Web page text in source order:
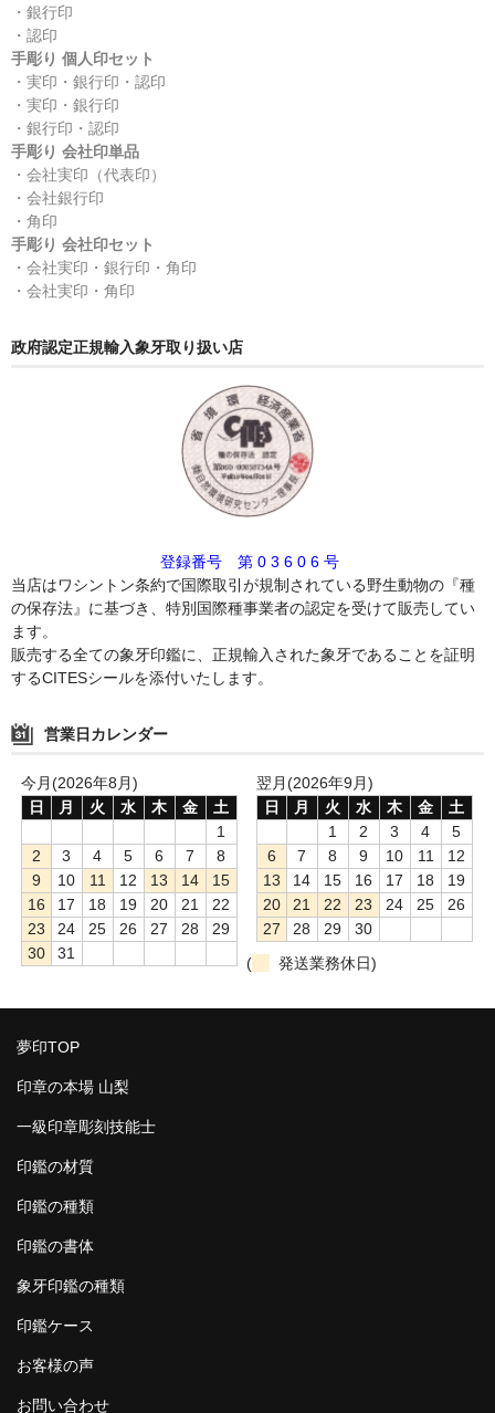
・銀行印
・認印
手彫り 個人印セット
・実印・銀行印・認印
・実印・銀行印
・銀行印・認印
手彫り 会社印単品
・会社実印（代表印）
・会社銀行印
・角印
手彫り 会社印セット
・会社実印・銀行印・角印
・会社実印・角印
政府認定正規輸入象牙取り扱い店
登録番号 第 0 3 6 0 6 号
当店はワシントン条約で国際取引が規制されている野生動物の『種
の保存法』に基づき、特別国際種事業者の認定を受けて販売してい
ます。
販売する全ての象牙印鑑に、正規輸入された象牙であることを証明
するCITESシールを添付いたします。
営業日カレンダー
今月(2026年8月)
日
月 火 水 木 金
土
1
2
3 4 5 6 7
8
9
10 11 12 13 14
15
16
17 18 19 20 21
22
23
24 25 26 27 28
29
30
31
翌月(2026年9月)
日
月 火 水 木 金
土
1
2 3 4
5
6
7 8 9 10 11
12
13
14 15 16 17 18
19
20
21 22 23 24 25
26
27
28 29
30
(
発送業務休日)
夢印TOP
印章の本場 山梨
一級印章彫刻技能士
印鑑の材質
印鑑の種類
印鑑の書体
象牙印鑑の種類
印鑑ケース
お客様の声
お問い合わせ